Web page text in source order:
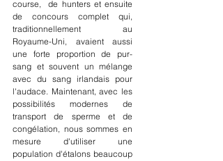
course,  de hunters et ensuite
de concours complet qui,
traditionnellement au
Royaume-Uni, avaient aussi
une forte proportion de pur-
sang et souvent un mélange
avec du sang irlandais pour
l'audace. Maintenant, avec les
possibilités modernes de
transport de sperme et de
congélation, nous sommes en
mesure d'utiliser une
population d'étalons beaucoup